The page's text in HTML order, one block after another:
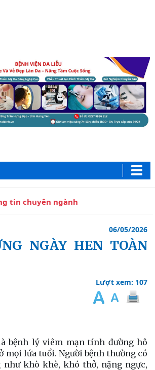
tin chuyên ngành
06/05/2026
Lượt xem: 107
bệnh lý viêm mạn tính đường hô
mọi lứa tuổi. Người bệnh thường có
như khò khè, khó thở, nặng ngực,